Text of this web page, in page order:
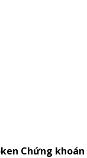
Chứng khoán